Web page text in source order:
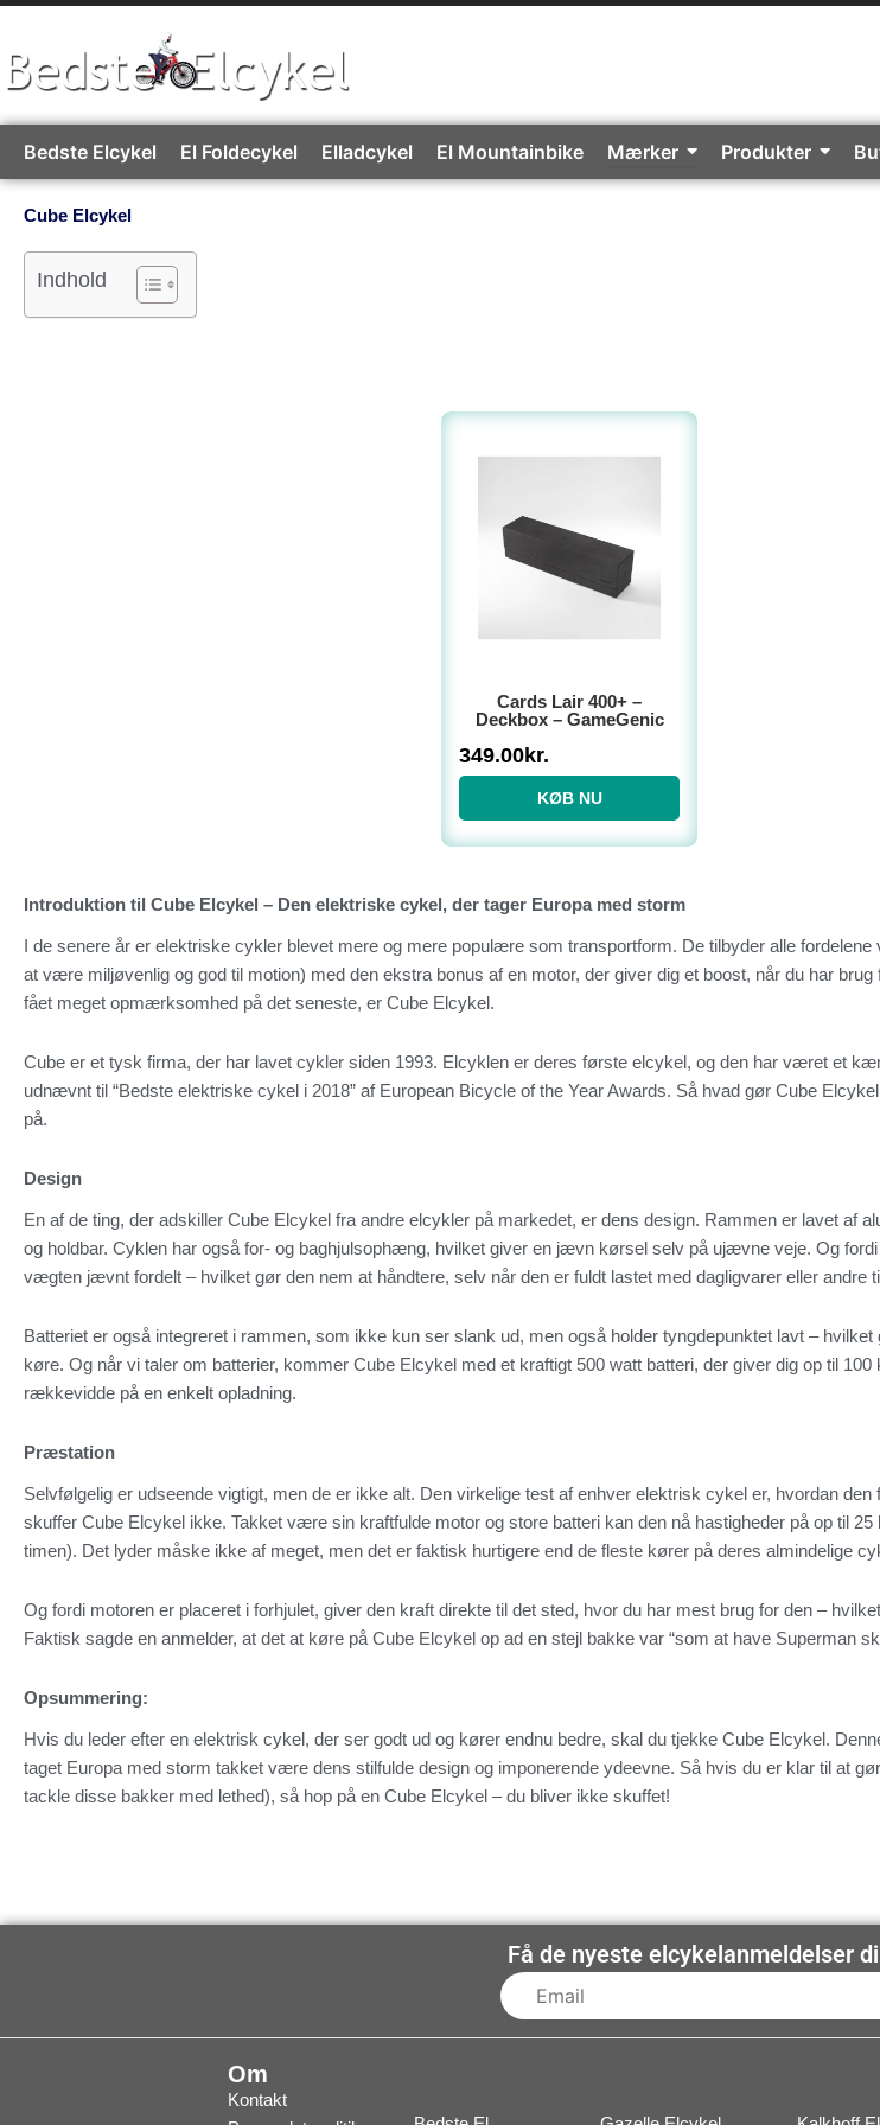
Gå
indholdet
Bedste Elcykel El Foldecykel Elladcykel El Mountainbike Mærker Produkter
Cube Elcykel
Indhold
Cards Lair 400+ –
Deckbox – GameGenic
349.00kr.
KØB NU
Introduktion til Cube Elcykel – Den elektriske cykel, der tager Europa med storm
I de senere år er elektriske cykler blevet mere og mere populære som transportform. De tilbyder alle
at være miljøvenlig og god til motion) med den ekstra bonus af en motor, der giver dig et boost, når du har
fået meget opmærksomhed på det seneste, er Cube Elcykel.
Cube er et tysk firma, der har lavet cykler siden 1993. Elcyklen er deres første elcykel, og den har været et
udnævnt til “Bedste elektriske cykel i 2018” af European Bicycle of the Year Awards. Så hvad gør Cube
på.
Design
En af de ting, der adskiller Cube Elcykel fra andre elcykler på markedet, er dens design. Rammen er lavet af
og holdbar. Cyklen har også for- og baghjulsophæng, hvilket giver en jævn kørsel selv på ujævne veje. Og
vægten jævnt fordelt – hvilket gør den nem at håndtere, selv når den er fuldt lastet med dagligvarer eller andre
Batteriet er også integreret i rammen, som ikke kun ser slank ud, men også holder tyngdepunktet lavt –
køre. Og når vi taler om batterier, kommer Cube Elcykel med et kraftigt 500 watt batteri, der giver dig op til 100
rækkevidde på en enkelt opladning.
Præstation
Selvfølgelig er udseende vigtigt, men de er ikke alt. Den virkelige test af enhver elektrisk cykel er, hvordan den
skuffer Cube Elcykel ikke. Takket være sin kraftfulde motor og store batteri kan den nå hastigheder på op til
timen). Det lyder måske ikke af meget, men det er faktisk hurtigere end de fleste kører på deres almindelige
Og fordi motoren er placeret i forhjulet, giver den kraft direkte til det sted, hvor du har mest brug for den –
Faktisk sagde en anmelder, at det at køre på Cube Elcykel op ad en stejl bakke var “som at have Superman
Opsummering:
Hvis du leder efter en elektrisk cykel, der ser godt ud og kører endnu bedre, skal du tjekke Cube Elcykel.
taget Europa med storm takket være dens stilfulde design og imponerende ydeevne. Så hvis du er klar til at
tackle disse bakker med lethed), så hop på en Cube Elcykel – du bliver ikke skuffet!
Få de nyeste elcykelanmeldelser
Om
Kontakt